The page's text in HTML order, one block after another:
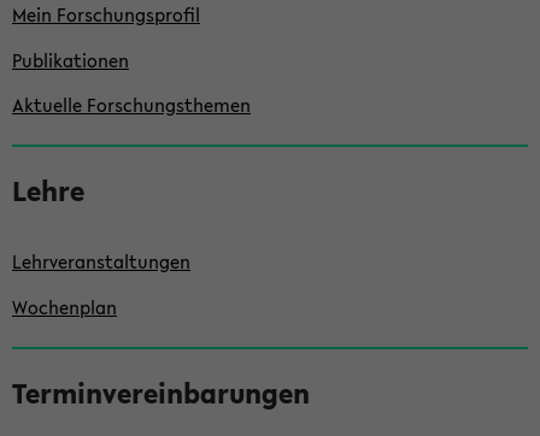
t
e
n
l
e
i
s
e
Mein Forschungsprofil
Publikationen
Aktuelle Forschungsthemen
Lehre
Lehrveranstaltungen
Wochenplan
Terminvereinbarungen